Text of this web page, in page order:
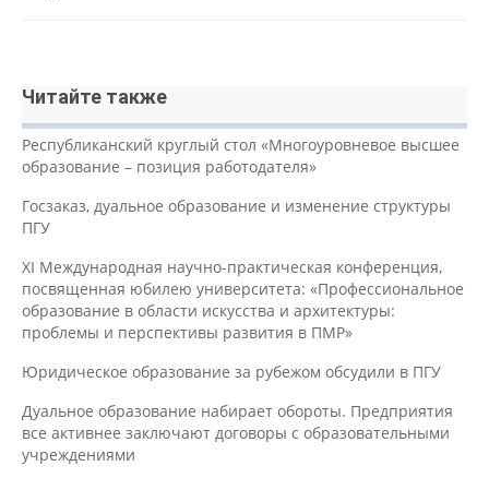
Читайте также
Республиканский круглый стол «Многоуровневое высшее
образование – позиция работодателя»
Госзаказ, дуальное образование и изменение структуры
ПГУ
XI Международная научно-практическая конференция,
посвященная юбилею университета: «Профессиональное
образование в области искусства и архитектуры:
проблемы и перспективы развития в ПМР»
Юридическое образование за рубежом обсудили в ПГУ
Дуальное образование набирает обороты. Предприятия
все активнее заключают договоры с образовательными
учреждениями